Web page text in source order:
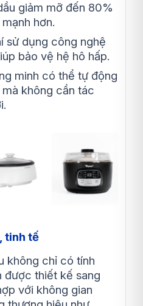
giảm mỡ đến 80%
hơn.
sử dụng công nghệ
bảo vệ hệ hô hấp.
minh có thể tự động
không cần tác
tinh tế
không chỉ có tính
được thiết kế sang
với không gian